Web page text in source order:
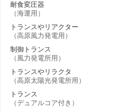
耐食変圧器
（海運用）
トランスやリアクター
（高原風力発電用）
制御トランス
（風力発電所用）
トランスやリラクタ
（高原太陽光発電所用）
トランス
（デュアルコア付き）